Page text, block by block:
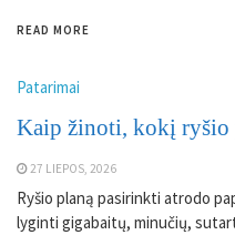
READ MORE
Patarimai
Kaip žinoti, kokį ryšio
27 LIEPOS, 2026
Ryšio planą pasirinkti atrodo
lyginti gigabaitų, minučių,